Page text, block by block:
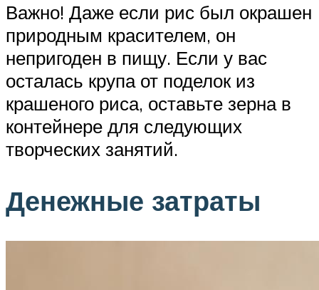
Важно! Даже если рис был окрашен
природным красителем, он
непригоден в пищу. Если у вас
осталась крупа от поделок из
крашеного риса, оставьте зерна в
контейнере для следующих
творческих занятий.
Денежные затраты